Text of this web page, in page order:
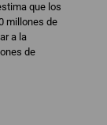
que los
millones de
a la
de